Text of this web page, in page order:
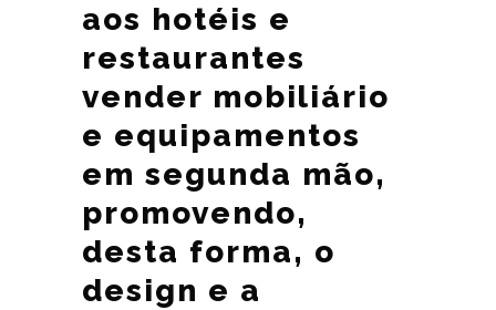
aos hotéis e
restaurantes
vender mobiliário
e equipamentos
em segunda mão,
promovendo,
desta forma, o
design e a